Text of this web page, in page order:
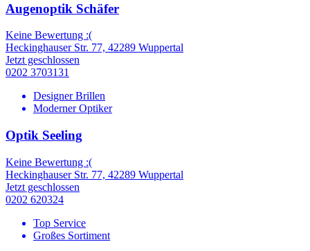
Augenoptik Schäfer
Keine Bewertung :(
Heckinghauser Str. 77, 42289 Wuppertal
Jetzt geschlossen
0202 3703131
Designer Brillen
Moderner Optiker
Optik Seeling
Keine Bewertung :(
Heckinghauser Str. 77, 42289 Wuppertal
Jetzt geschlossen
0202 620324
Top Service
Großes Sortiment